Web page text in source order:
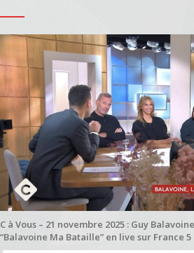
C à Vous – 21 novembre 2025 : Guy
“Balavoine Ma Bataille” en live sur France 5